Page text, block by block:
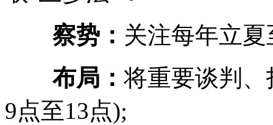
察势： 关注每年立
布局： 将重要谈判
9点至13点);